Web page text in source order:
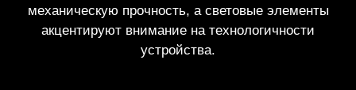
механическую прочность, а световые элементы
акцентируют внимание на технологичности
устройства.